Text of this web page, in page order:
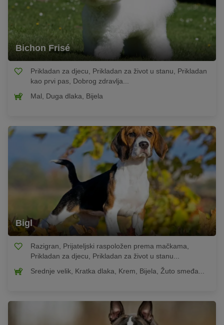
Bichon Frisé
Prikladan za djecu, Prikladan za život u stanu, Prikladan
kao prvi pas, Dobrog zdravlja...
Mal, Duga dlaka, Bijela
Bigl
Razigran, Prijateljski raspoložen prema mačkama,
Prikladan za djecu, Prikladan za život u stanu...
Srednje velik, Kratka dlaka, Krem, Bijela, Žuto smeđa...